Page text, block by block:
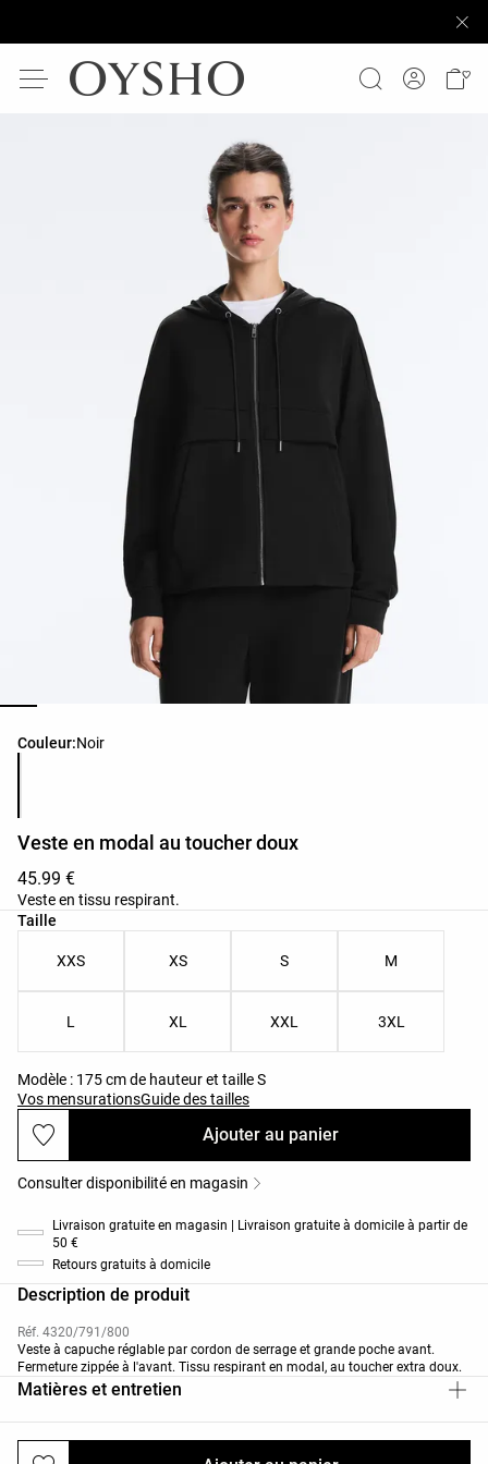
Couleur:Noir
Liste des couleurs du produit
Veste en modal au toucher doux
45.99 €
Veste en tissu respirant.
Taille
Liste des tailles du produit
XXS XS S M
L XL XXL 3XL
Modèle : 175 cm de hauteur et taille S
Vos mensurationsGuide des tailles
Ajouter au panier
Consulter disponibilité en magasin
Livraison gratuite en magasin | Livraison gratuite à domicile à partir de
50 €
Retours gratuits à domicile
Description de produit
Réf. 4320/791/800
Veste à capuche réglable par cordon de serrage et grande poche avant.
Fermeture zippée à l'avant. Tissu respirant en modal, au toucher extra doux.
Matières et entretien